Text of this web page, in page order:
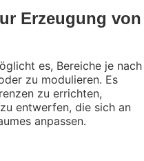
Erzeugung von
es, Bereiche je nach
zu modulieren. Es
zu errichten,
entwerfen, die sich an
anpassen.